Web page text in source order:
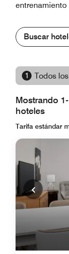
entrenamiento
Buscar
1 Todos
Mostrando
hoteles
Tarifa estándar